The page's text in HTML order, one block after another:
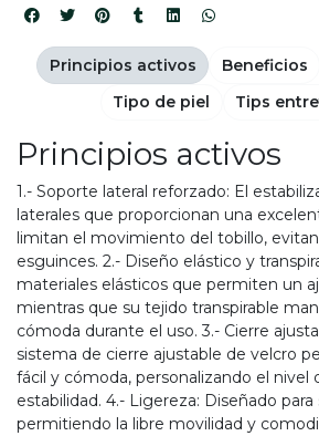
Principios activos
1.- Soporte lateral reforzado: El
laterales que proporcionan una
limitan el movimiento del tobillo,
esguinces. 2.- Diseño elástico y
materiales elásticos que permiten un
mientras que su tejido transpirable
cómoda durante el uso. 3.- Cierre
sistema de cierre ajustable de velcro
fácil y cómoda, personalizando el nivel
estabilidad. 4.- Ligereza: Diseñado para
permitiendo la libre movilidad y
Principios activos Beneficios
Tipo de piel
Tips